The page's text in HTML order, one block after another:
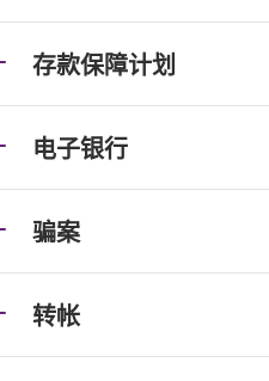
存款保障计划
电子银行
骗案
转帐